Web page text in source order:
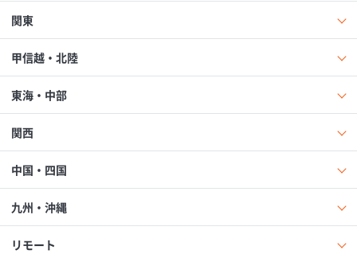
関東
甲信越・北陸
東海・中部
関西
中国・四国
九州・沖縄
リモート